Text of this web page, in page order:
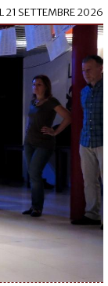
21 SETTEMBRE 2026